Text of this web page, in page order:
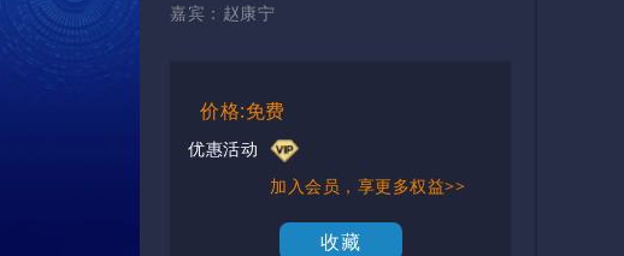
嘉宾： 赵康宁
价格:免费
优惠活动
加入会员，享更多权益>>
收藏